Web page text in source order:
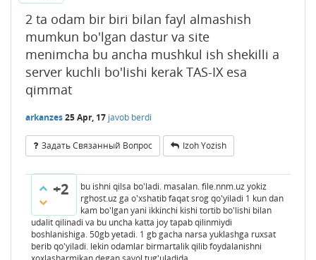
2 ta odam bir biri bilan fayl almashish
mumkun bo'lgan dastur va site
menimcha bu ancha mushkul ish shekilli a
server kuchli bo'lishi kerak TAS-IX esa
qimmat
arkanzes25 Apr, 17 javob berdi
Задать Связанный Вопрос Izoh Yozish
+2
bu ishni qilsa bo'ladi. masalan. file.nnm.uz yokiz
rghost.uz ga o'xshatib faqat srog qo'yiladi 1 kun dan
kam bo'lgan yani ikkinchi kishi tortib bo'lishi bilan
udalit qilinadi va bu uncha katta joy tapab qilinmiydi
boshlanishiga. 50gb yetadi. 1 gb gacha narsa yuklashga ruxsat
berib qo'yiladi. lekin odamlar birmartalik qilib foydalanishni